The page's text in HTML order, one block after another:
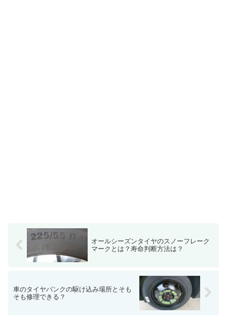
オールシーズンタイヤのスノーフレーク
マークとは？寿命判断方法は？
車のタイヤパンクの駆け込み場所とそも
そも修理できる？